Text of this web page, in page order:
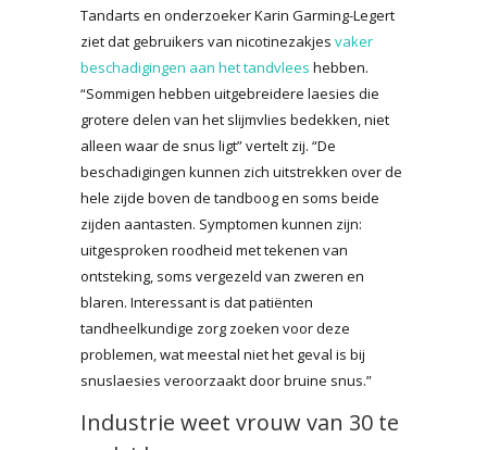
Tandarts en onderzoeker Karin Garming-Legert
ziet dat gebruikers van nicotinezakjes vaker
beschadigingen aan het tandvlees hebben.
“Sommigen hebben uitgebreidere laesies die
grotere delen van het slijmvlies bedekken, niet
alleen waar de snus ligt” vertelt zij. “De
beschadigingen kunnen zich uitstrekken over de
hele zijde boven de tandboog en soms beide
zijden aantasten. Symptomen kunnen zijn:
uitgesproken roodheid met tekenen van
ontsteking, soms vergezeld van zweren en
blaren. Interessant is dat patiënten
tandheelkundige zorg zoeken voor deze
problemen, wat meestal niet het geval is bij
snuslaesies veroorzaakt door bruine snus.”
Industrie weet vrouw van 30 te